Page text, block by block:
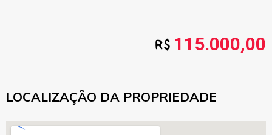
115.000,00
LOCALIZAÇÃO DA PROPRIEDADE